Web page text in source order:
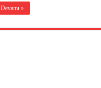
Devamı »